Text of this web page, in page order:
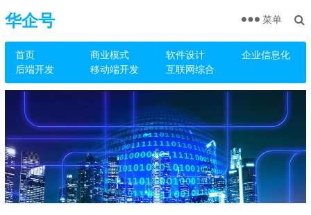
华企号
首页 商业模式 软件设计
企业信息化
后端开发
移动端开发 互联网综合
菜单